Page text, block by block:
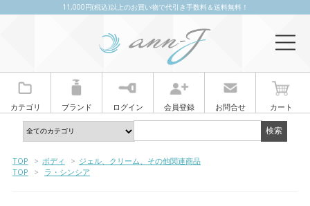
11,000円(税込)以上のお買い物で代引き手数料＆送料無料！
カテゴリ ブランド ログイン 会員登録 お問合せ カート
TOP > ボディ > ジェル、クリーム、その他関連商品
TOP
> ラ・シンシア